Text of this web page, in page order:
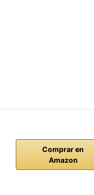
Comprar en
Amazon